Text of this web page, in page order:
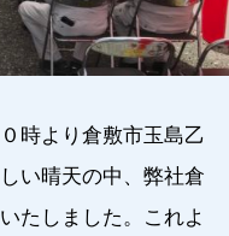
時より倉敷市玉島乙
い晴天の中、弊社倉
たしました。これよ